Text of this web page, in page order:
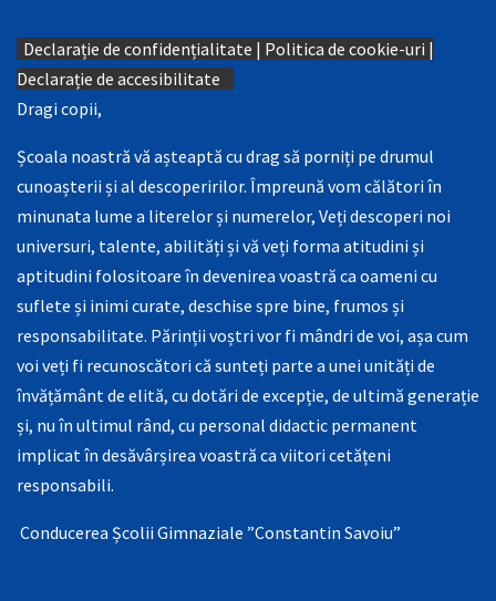
Declarație de confidențialitate | Politica de cookie-uri |
Declarație de accesibilitate
Dragi copii,
Școala noastră vă așteaptă cu drag să porniți pe drumul
cunoașterii și al descoperirilor. Împreună vom călători în
minunata lume a literelor și numerelor, Veți descoperi noi
universuri, talente, abilități și vă veți forma atitudini și
aptitudini folositoare în devenirea voastră ca oameni cu
suflete și inimi curate, deschise spre bine, frumos și
responsabilitate. Părinții voștri vor fi mândri de voi, așa cum
voi veți fi recunoscători că sunteți parte a unei unități de
învățământ de elită, cu dotări de excepție, de ultimă generație
și, nu în ultimul rând, cu personal didactic permanent
implicat în desăvârșirea voastră ca viitori cetățeni
responsabili.
Conducerea Școlii Gimnaziale ”Constantin Savoiu”